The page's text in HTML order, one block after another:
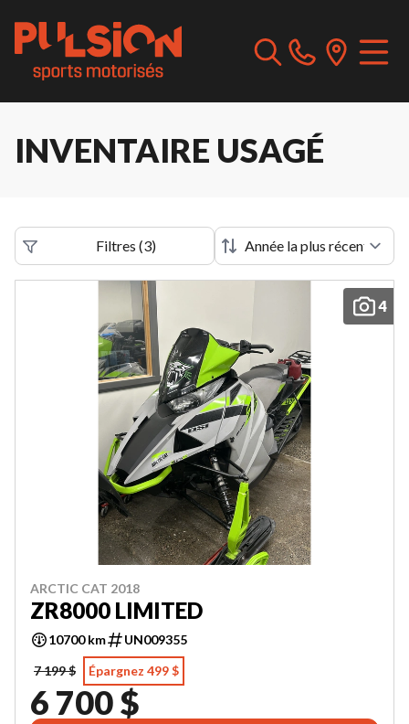
INVENTAIRE USAGÉ
Filtres (3)
4
ARCTIC CAT 2018
ZR8000 LIMITED
10700 km
UN009355
7 199 $
Épargnez 499 $
6 700 $